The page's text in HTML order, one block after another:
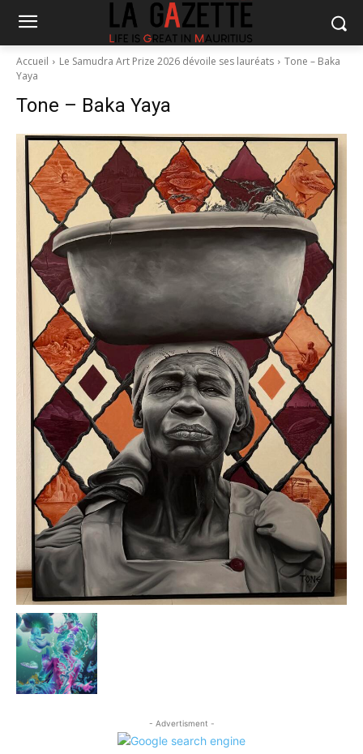
Accueil Le Samudra Art Prize 2026 dévoile ses lauréats
Tone – Baka
Yaya
Tone – Baka Yaya
- Advertisment -